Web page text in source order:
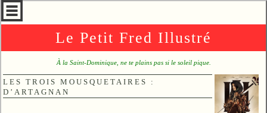
Le Petit Fred Illustré
À la Saint-Dominique, ne te plains pas si le soleil pique.
LES TROIS MOUSQUETAIRES :
D’ARTAGNAN